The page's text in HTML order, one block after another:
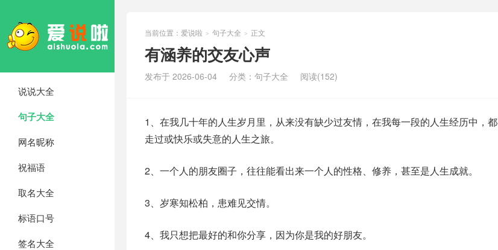
说说大全
句子大全
网名昵称
祝福语
取名大全
标语口号
签名大全
当前位置： 爱说啦 > 句子大全 > 正文
有涵养的交友心声
发布于 2026-06-04 分类： 句子大全 阅读(152)
1、在我几十年的人生岁月里，从来没有缺少过友情，在我每一段的人生经历中，
走过或快乐或失意的人生之旅。
2、一个人的朋友圈子，往往能看出来一个人的性格、修养，甚至是人生成就。
3、岁寒知松柏，患难见交情。
4、我只想把最好的和你分享，因为你是我的好朋友。